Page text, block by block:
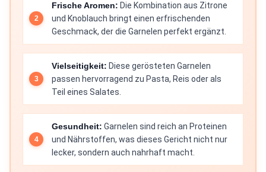
Frische Aromen: Die Kombination aus Zitrone
und Knoblauch bringt einen erfrischenden
Geschmack, der die Garnelen perfekt ergänzt.
Vielseitigkeit: Diese gerösteten Garnelen
passen hervorragend zu Pasta, Reis oder als
Teil eines Salates.
Gesundheit: Garnelen sind reich an Proteinen
und Nährstoffen, was dieses Gericht nicht nur
lecker, sondern auch nahrhaft macht.